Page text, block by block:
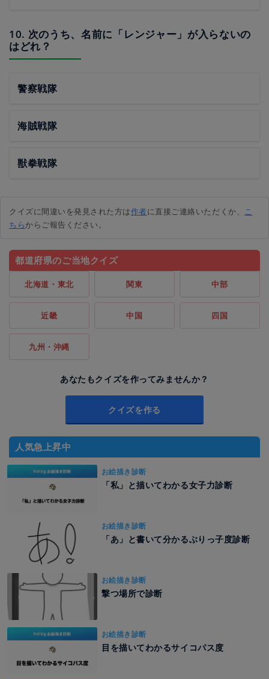
10. 次のうち、名前に「レンジャー」が入らないの
はどれ？
警察戦隊
海賊戦隊
獣拳戦隊
クイズに間違いを発見された方は作者に直接ご連絡いただくか、 こ
ちらからご報告ください。
都道府県のご当地クイズ
北海道・東北 関東 中部
近畿 中国 四国
九州・沖縄
あなたもクイズを作ってみませんか？
クイズを作る
人気急上昇中
お絵描き診断
「私」と描いてわかる女子力診断
お絵描き診断
「あ」と書いて分かるぶりっ子度診断
お絵描き診断
撃つ場所で診断
お絵描き診断
目を描いてわかるサイコパス度